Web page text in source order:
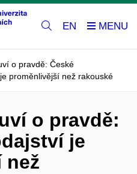
EN
o pravdě: České
proměnlivější než rakouské
o pravdě:
je
než